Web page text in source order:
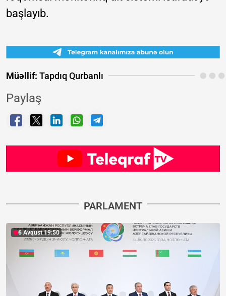
başlayıb.
Müəllif: Tapdıq Qurbanlı
Paylaş
PARLAMENT
6 Avqust 19:50